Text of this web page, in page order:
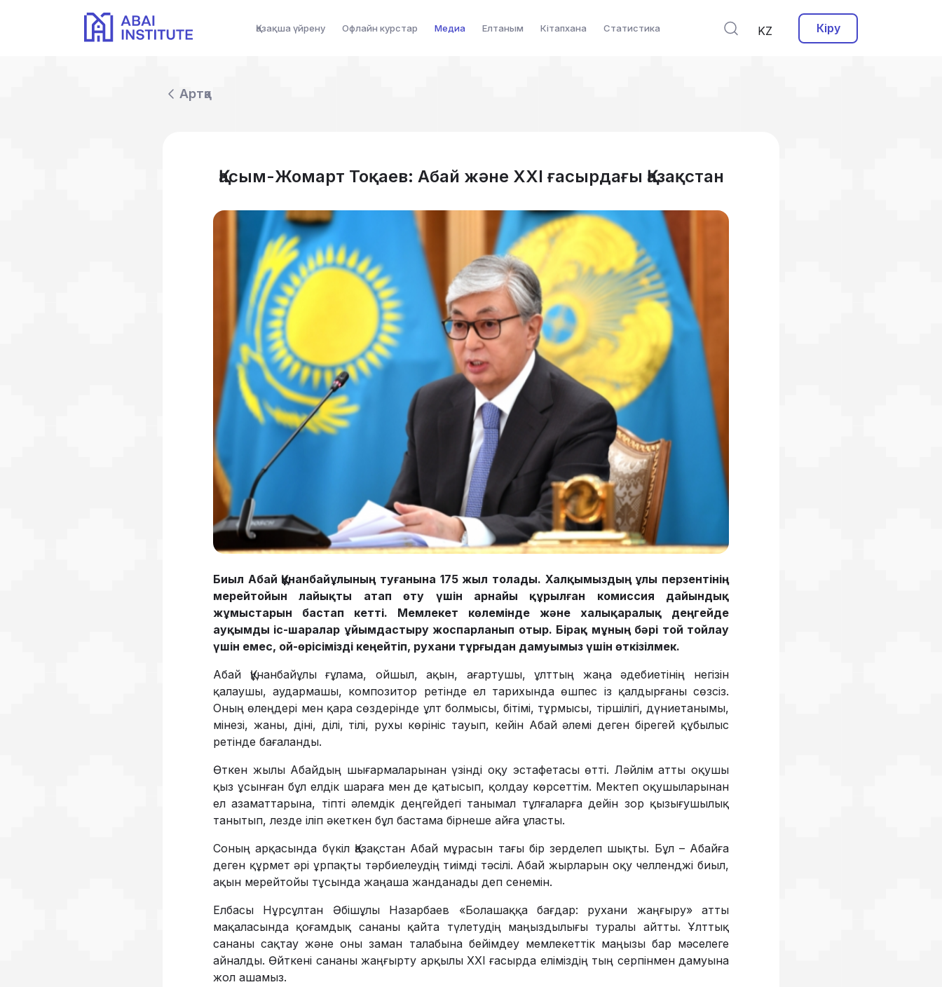
Қазақша үйрену Офлайн курстар Медиа Елтаным Кітапхана Статистика KZ Кіру
Артқа
Қасым-Жомарт Тоқаев: Абай және ХХІ ғасырдағы Қазақстан
Биыл Абай Құнанбайұлының туғанына 175 жыл толады. Халқы­мыздың ұлы перзентінің
мерейтойын лайықты атап өту үшін ар­найы құрылған комиссия дайын­­дық
жұмыстарын бастап кетті. Мемлекет көлемінде және халық­аралық деңгейде
ауқымды іс-шаралар ұйымдастыру жоспарланып отыр. Бірақ мұның бәрі той тойлау
үшін емес, ой-өрісімізді кеңейтіп, рухани тұрғыдан дамуы­мыз үшін өткізілмек.
Абай Құнанбайұлы ғұлама, ойшыл, ақын, ағартушы, ұлттың жаңа әдебиетінің негізін
қалаушы, аудармашы, композитор ретінде ел тарихында өшпес із қалдырғаны сөзсіз.
Оның өлеңдері мен қара сөздерінде ұлт болмысы, бітімі, тұрмысы, тіршілігі, дүниетанымы,
мінезі, жаны, діні, ділі, тілі, рухы көрініс тауып, кейін Абай әлемі деген бірегей құбылыс
ретінде баға­ланды.
Өткен жылы Абайдың шығар­ма­ларынан үзінді оқу эстафетасы өтті. Ләйлім атты оқушы
қыз ұсынған бұл елдік шараға мен де қатысып, қолдау көрсеттім. Мектеп оқушыларынан
ел азаматтарына, тіпті әлемдік деңгейдегі танымал тұлғаларға дейін зор қызығушылық
танытып, лезде іліп әкеткен бұл бас­тама бірнеше айға ұласты.
Соның арқасында бүкіл Қазақ­стан Абай мұрасын тағы бір зерделеп шықты. Бұл – Абайға
деген құрмет әрі ұрпақты тәрбиелеудің тиімді тәсілі. Абай жырларын оқу челленджі биыл,
ақын мерейтойы тұсында жаңаша жанданады деп сенемін.
Елбасы Нұрсұлтан Әбішұлы Назарбаев «Болашаққа бағдар: рухани жаңғыру» атты
мақаласында қоғамдық сананы қайта түлетудің маңыздылығы туралы айтты. Ұлттық
сананы сақтау және оны заман талабына бейімдеу мемле­кеттік маңызы бар мәселеге
айналды. Өйткені сананы жаңғырту арқылы ХХІ ғасырда еліміздің тың серпінмен дамуына
жол ашамыз.